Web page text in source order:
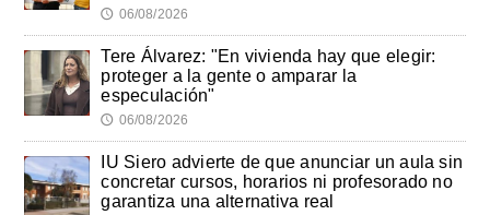
🕔 06/08/2026
Tere Álvarez: "En vivienda hay que elegir:
proteger a la gente o amparar la
especulación"
🕔 06/08/2026
IU Siero advierte de que anunciar un aula sin
concretar cursos, horarios ni profesorado no
garantiza una alternativa real